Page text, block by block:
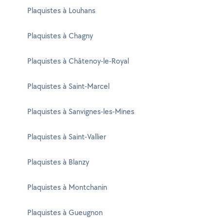
Plaquistes à Louhans
Plaquistes à Chagny
Plaquistes à Châtenoy-le-Royal
Plaquistes à Saint-Marcel
Plaquistes à Sanvignes-les-Mines
Plaquistes à Saint-Vallier
Plaquistes à Blanzy
Plaquistes à Montchanin
Plaquistes à Gueugnon